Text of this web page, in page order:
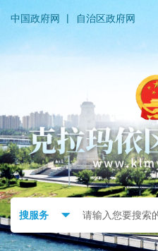
中国政府网 |
自治区政府网